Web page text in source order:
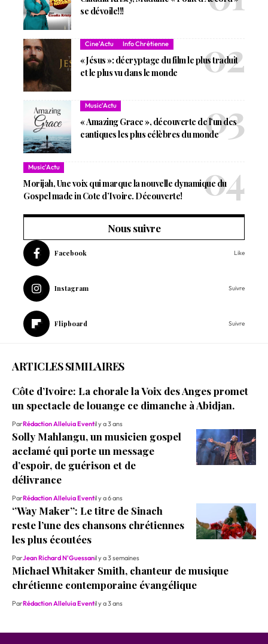
se dévoile!!!
Cine'Actu Info Chrétienne
« Jésus »: décryptage du film le plus traduit
et le plus vu dans le monde
Music'Actu
« Amazing Grace », découverte de l’un des
cantiques les plus célèbres du monde
Music'Actu
Morijah, Une voix qui marque la nouvelle dynamique du
Gospel made in Cote d’Ivoire. Découverte!
Nous suivre
Facebook Like
Instagram Suivre
Flipboard Suivre
ARTICLES SIMILAIRES
Côte d’Ivoire: La chorale la Voix des Anges promet
un spectacle de louange ce dimanche à Abidjan.
ParRédaction Alleluia Eventil y a 3 ans
Solly Mahlangu, un musicien gospel
acclamé qui porte un message
d’espoir, de guérison et de
délivrance
ParRédaction Alleluia Eventil y a 6 ans
‘’Way Maker’’: Le titre de Sinach
reste l’une des chansons chrétiennes
les plus écoutées
ParJean Richard N'Guessanil y a 3 semaines
Michael Whitaker Smith, chanteur de musique
chrétienne contemporaine évangélique
ParRédaction Alleluia Eventil y a 3 ans